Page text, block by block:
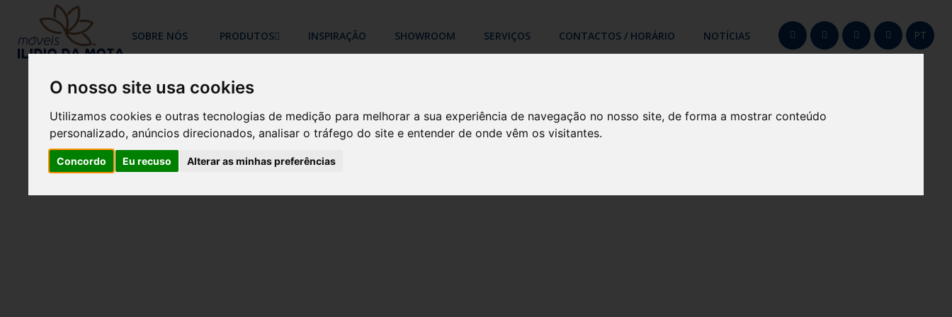
O nosso site usa cookies
Utilizamos cookies e outras tecnologias de medição para melhorar a sua experiência de navegação no nosso site, de forma a mostrar conteúdo
personalizado, anúncios direcionados, analisar o tráfego do site e entender de onde vêm os visitantes.
Concordo Eu recuso Alterar as minhas preferências
SOBRE NÓS PRODUTOS INSPIRAÇÃO SHOWROOM SERVIÇOS CONTACTOS / HORÁRIO NOTÍCIAS PT